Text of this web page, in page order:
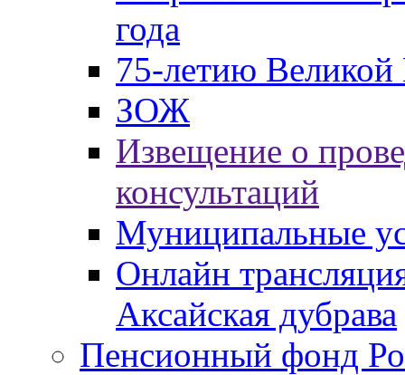
года
75-летию
ЗОЖ
Извещение о
консультаций
Муниципальные
Онлайн
Аксайская дубрава
Пенсионный фонд